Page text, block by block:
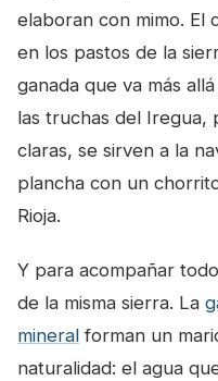
elaboran con mimo. El
en los pastos de la
ganada que va más
las truchas del Iregua,
claras, se sirven a la
plancha con un
Rioja.
Y para acompañar
de la misma sierra. La
mineral forman un
naturalidad: el agua